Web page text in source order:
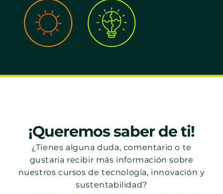
¡Queremos saber de ti!
¿Tienes alguna duda, comentario o te
gustaría recibir más información sobre
nuestros cursos de tecnología, innovación y
sustentabilidad?